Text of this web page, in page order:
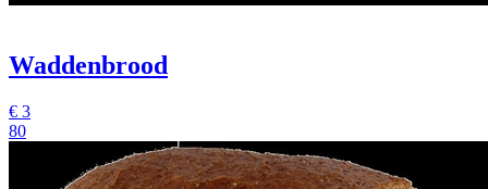
Waddenbrood
€ 3
80